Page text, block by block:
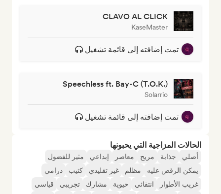
CLAVO AL CLICK
KaseMaster
تمت إضافته إلى قائمة تشغيل
Speechless ft. Bay-C (T.O.K.)
Solarrio
تمت إضافته إلى قائمة تشغيل
الحالات المزاجية التي يحبونها
أصلي جذابة مريح معاصر إبداعي
مثير للفضول
يمكن الرقص عليه
مظلم غير تقليدي كئيب
درامي
غريب الأطوار
انتقائي حيوية مشارك تجريبي
قياسي